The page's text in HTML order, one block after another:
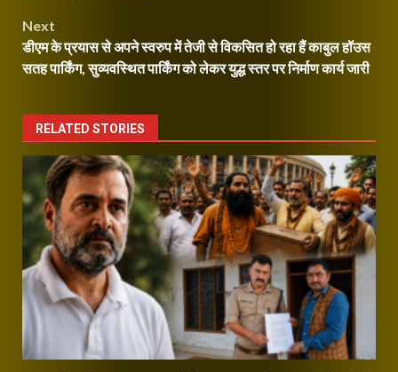
Next
डीएम के प्रयास से अपने स्वरुप में तेजी से विकसित हो रहा हैं काबुल हॉउस
सतह पार्किंग, सुव्यवस्थित पार्किंग को लेकर युद्ध स्तर पर निर्माण कार्य जारी
RELATED STORIES